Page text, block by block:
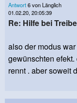
Antwort6 von Länglich
01.02.20, 20:05:39
Re: Hilfe bei
also der modus
gewünschten
rennt . aber soweit